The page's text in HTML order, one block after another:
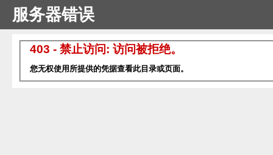
服务器错误
403 - 禁止访问: 访问被拒绝。
您无权使用所提供的凭据查看此目录或页面。